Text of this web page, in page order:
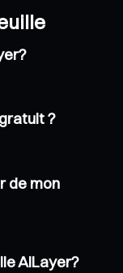
?
de mon
AILayer?